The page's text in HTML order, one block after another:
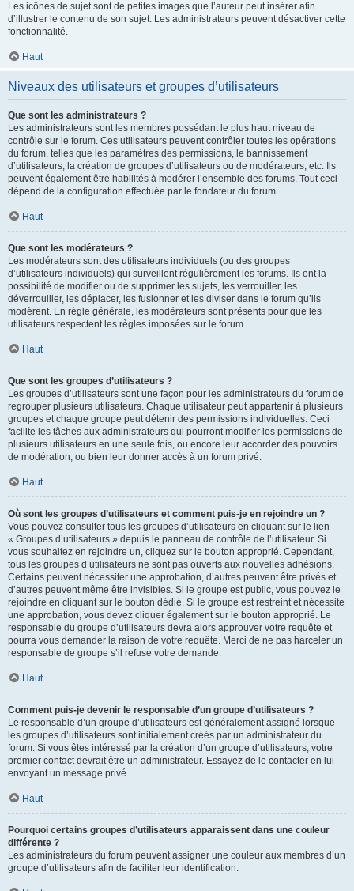
Les icônes de sujet sont de petites images que l’auteur peut insérer afin
d’illustrer le contenu de son sujet. Les administrateurs peuvent désactiver cette
fonctionnalité.
Haut
Niveaux des utilisateurs et groupes d’utilisateurs
Que sont les administrateurs ?
Les administrateurs sont les membres possédant le plus haut niveau de
contrôle sur le forum. Ces utilisateurs peuvent contrôler toutes les opérations
du forum, telles que les paramètres des permissions, le bannissement
d’utilisateurs, la création de groupes d’utilisateurs ou de modérateurs, etc. Ils
peuvent également être habilités à modérer l’ensemble des forums. Tout ceci
dépend de la configuration effectuée par le fondateur du forum.
Haut
Que sont les modérateurs ?
Les modérateurs sont des utilisateurs individuels (ou des groupes
d’utilisateurs individuels) qui surveillent régulièrement les forums. Ils ont la
possibilité de modifier ou de supprimer les sujets, les verrouiller, les
déverrouiller, les déplacer, les fusionner et les diviser dans le forum qu’ils
modèrent. En règle générale, les modérateurs sont présents pour que les
utilisateurs respectent les règles imposées sur le forum.
Haut
Que sont les groupes d’utilisateurs ?
Les groupes d’utilisateurs sont une façon pour les administrateurs du forum de
regrouper plusieurs utilisateurs. Chaque utilisateur peut appartenir à plusieurs
groupes et chaque groupe peut détenir des permissions individuelles. Ceci
facilite les tâches aux administrateurs qui pourront modifier les permissions de
plusieurs utilisateurs en une seule fois, ou encore leur accorder des pouvoirs
de modération, ou bien leur donner accès à un forum privé.
Haut
Où sont les groupes d’utilisateurs et comment puis-je en rejoindre un ?
Vous pouvez consulter tous les groupes d’utilisateurs en cliquant sur le lien
« Groupes d’utilisateurs » depuis le panneau de contrôle de l’utilisateur. Si
vous souhaitez en rejoindre un, cliquez sur le bouton approprié. Cependant,
tous les groupes d’utilisateurs ne sont pas ouverts aux nouvelles adhésions.
Certains peuvent nécessiter une approbation, d’autres peuvent être privés et
d’autres peuvent même être invisibles. Si le groupe est public, vous pouvez le
rejoindre en cliquant sur le bouton dédié. Si le groupe est restreint et nécessite
une approbation, vous devez cliquer également sur le bouton approprié. Le
responsable du groupe d’utilisateurs devra alors approuver votre requête et
pourra vous demander la raison de votre requête. Merci de ne pas harceler un
responsable de groupe s’il refuse votre demande.
Haut
Comment puis-je devenir le responsable d’un groupe d’utilisateurs ?
Le responsable d’un groupe d’utilisateurs est généralement assigné lorsque
les groupes d’utilisateurs sont initialement créés par un administrateur du
forum. Si vous êtes intéressé par la création d’un groupe d’utilisateurs, votre
premier contact devrait être un administrateur. Essayez de le contacter en lui
envoyant un message privé.
Haut
Pourquoi certains groupes d’utilisateurs apparaissent dans une couleur
différente ?
Les administrateurs du forum peuvent assigner une couleur aux membres d’un
groupe d’utilisateurs afin de faciliter leur identification.